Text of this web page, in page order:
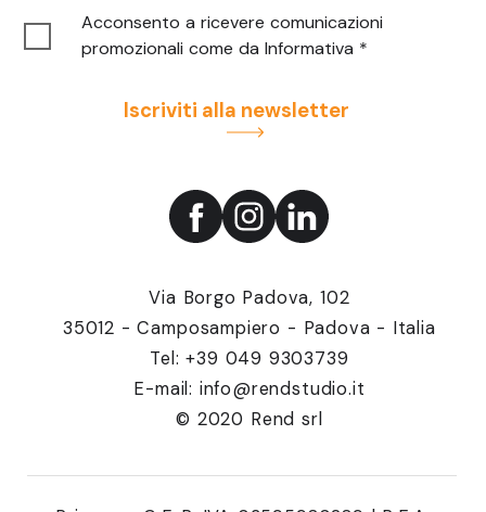
Acconsento a ricevere comunicazioni
promozionali come da Informativa *
Iscriviti alla newsletter
Via Borgo Padova, 102
35012 - Camposampiero - Padova - Italia
Tel:+39 049 9303739
E-mail: info@rendstudio.it
© 2020 Rend srl